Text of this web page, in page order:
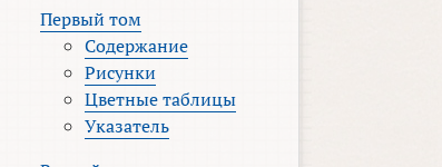
Первый том
Содержание
Рисунки
Цветные таблицы
Указатель